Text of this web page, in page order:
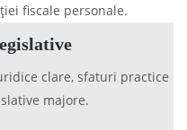
fiscale personale.
clare, sfaturi practice
majore.